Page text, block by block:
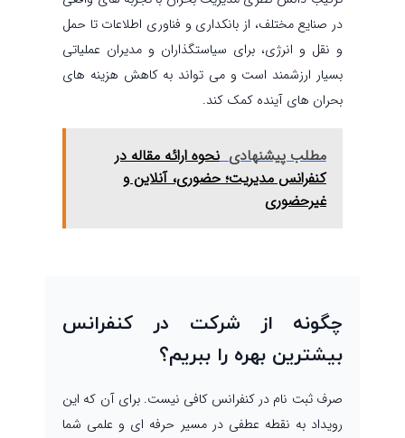
در صنایع مختلف، از بانکداری و فناوری اطلاعات تا حمل
و نقل و انرژی، برای سیاستگذاران و مدیران عملیاتی
بسیار ارزشمند است و می تواند به کاهش هزینه های
بحران های آینده کمک کند.
مطلب پیشنهادی نحوه ارائه مقاله در
کنفرانس مدیریت؛ حضوری، آنلاین و
غیرحضوری
چگونه از شرکت در کنفرانس
بیشترین بهره را ببریم؟
صرف ثبت نام در کنفرانس کافی نیست. برای آن که این
رویداد به نقطه عطفی در مسیر حرفه ای و علمی شما